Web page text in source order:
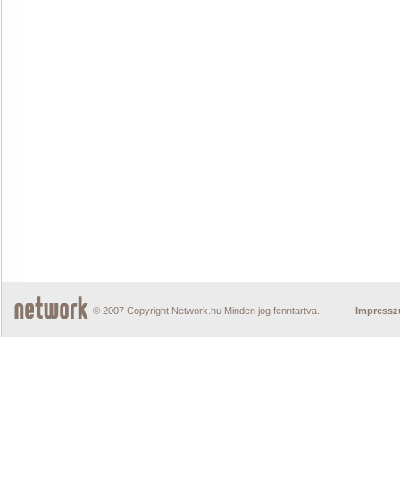
© 2007 Copyright Network.hu Minden jog fenntartva.